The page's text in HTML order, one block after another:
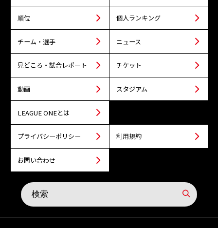
順位 個人ランキング
チーム・選手 ニュース
見どころ・試合レポート チケット
動画 スタジアム
LEAGUE ONEとは
プライバシーポリシー 利用規約
お問い合わせ